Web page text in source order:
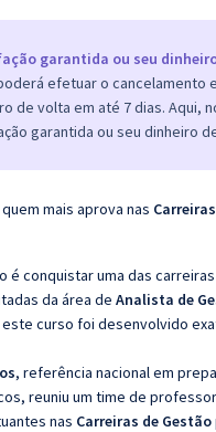
garantida ou seu
efetuar o cancelamento
de volta em até 7 dias. Aqui,
garantida ou seu dinheiro
mais aprova nas
é conquistar uma das
da área de Analista de
este curso foi desenvolvido
, referência nacional em
reuniu um time de
nas Carreiras de Gestão